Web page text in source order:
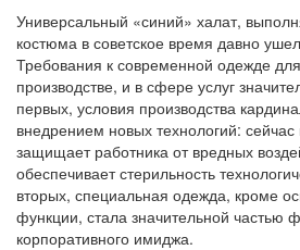
Универсальный «синий» халат,
костюма в советское время давно
Требования к современной одежде
производстве, и в сфере услуг
первых, условия производства
внедрением новых технологий:
защищает работника от вредных
обеспечивает стерильность
вторых, специальная одежда, кроме
функции, стала значительной частью
корпоративного имиджа.